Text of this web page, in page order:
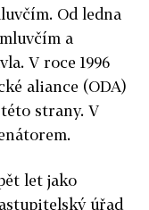
Od ledna
a
V roce 1996
aliance (ODA)
strany. V
let jako
úřad